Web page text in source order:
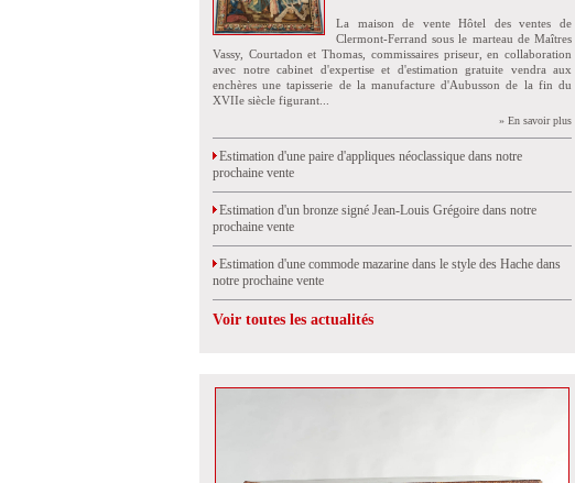
La maison de vente Hôtel des ventes de
Clermont-Ferrand sous le marteau de Maîtres
Vassy, Courtadon et Thomas, commissaires priseur, en collaboration
avec notre cabinet d'expertise et d'estimation gratuite vendra aux
enchères une tapisserie de la manufacture d'Aubusson de la fin du
XVIIe siècle figurant...
» En savoir plus
Estimation d'une paire d'appliques néoclassique dans notre
prochaine vente
Estimation d'un bronze signé Jean-Louis Grégoire dans notre
prochaine vente
Estimation d'une commode mazarine dans le style des Hache dans
notre prochaine vente
Voir toutes les actualités